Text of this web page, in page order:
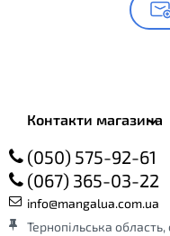
Контакти магазина
(050) 575-92-61
(067) 365-03-22
info@mangalua.com.ua
Тернопільська